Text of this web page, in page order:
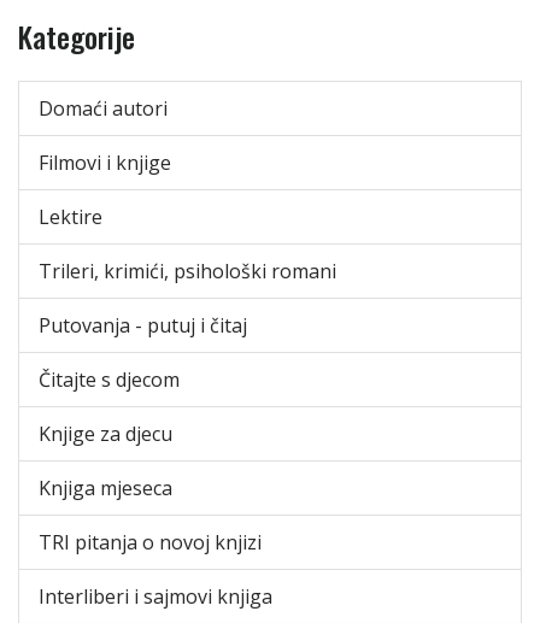
Kategorije
Domaći autori
Filmovi i knjige
Lektire
Trileri, krimići, psihološki romani
Putovanja - putuj i čitaj
Čitajte s djecom
Knjige za djecu
Knjiga mjeseca
TRI pitanja o novoj knjizi
Interliberi i sajmovi knjiga